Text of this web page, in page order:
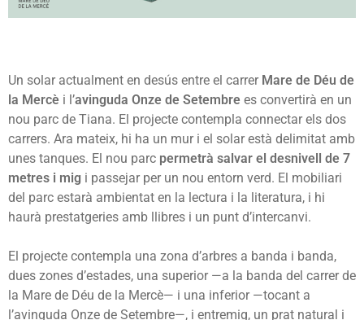
Un solar actualment en desús entre el carrer Mare de Déu de
la Mercè i l’avinguda Onze de Setembre es convertirà en un
nou parc de Tiana. El projecte contempla connectar els dos
carrers. Ara mateix, hi ha un mur i el solar està delimitat amb
unes tanques. El nou parc permetrà salvar el desnivell de 7
metres i mig i passejar per un nou entorn verd. El mobiliari
del parc estarà ambientat en la lectura i la literatura, i hi
haurà prestatgeries amb llibres i un punt d’intercanvi.
El projecte contempla una zona d’arbres a banda i banda,
dues zones d’estades, una superior —a la banda del carrer de
la Mare de Déu de la Mercè— i una inferior —tocant a
l’avinguda Onze de Setembre—, i entremig, un prat natural i